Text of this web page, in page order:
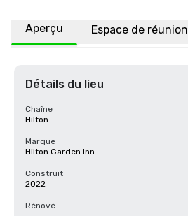
Aperçu Espace de réunion
Détails du lieu
Chaîne
Hilton
Marque
Hilton Garden Inn
Construit
2022
Rénové